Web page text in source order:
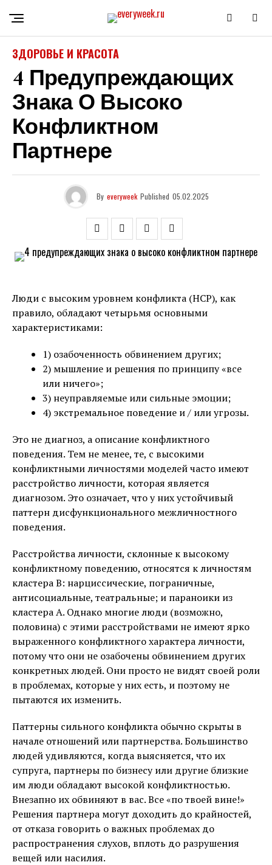
ЗДОРОВЬЕ И КРАСОТА
4 Предупреждающих
Знака О Высоко
Конфликтном
Партнере
By everyweek Published 05.02.2025
Люди с высоким уровнем конфликта (HCP), как
правило, обладают четырьмя основными
характеристиками:
1) озабоченность обвинением других;
2) мышление и решения по принципу «все
или ничего»;
3) неуправляемые или сильные эмоции;
4) экстремальное поведение и / или угрозы.
Это не диагноз, а описание конфликтного
поведения. Тем не менее, те, с высокими
конфликтными личностями моделей часто имеют
расстройство личности, которая является
диагнозом. Это означает, что у них устойчивый
паттерн дисфункционального межличностного
поведения.
Расстройства личности, склонные к высокому
конфликтному поведению, относятся к личностям
кластера B: нарциссические, пограничные,
антисоциальные, театральные; и параноики из
кластера A. Однако многие люди (возможно,
половина) с этими расстройствами не имеют ярко
выраженного конфликтного характера личности,
потому что они не озабочены обвинением других
конкретных людей. Они просто не видят своей роли
в проблемах, которые у них есть, и поэтому не
пытаются их изменить.
Паттерны сильного конфликта обычно скрыты в
начале отношений или партнерства. Большинство
людей удивляются, когда выясняется, что их
супруга, партнеры по бизнесу или другие близкие
им люди обладают высокой конфликтностью.
Внезапно их обвиняют в вас. Все «по твоей вине!»
Решения партнера могут доходить до крайностей,
от отказа говорить о важных проблемах до
распространения слухов, вплоть до разрушения
вещей или насилия.